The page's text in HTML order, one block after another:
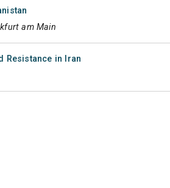
am Main
Resistance in Iran